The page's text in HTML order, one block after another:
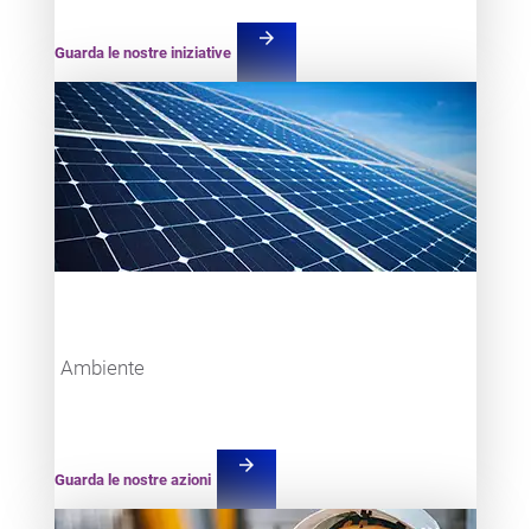
Guarda le nostre iniziative
arrow_forward
Teaser item
Ambiente
Guarda le nostre azioni
arrow_forward
Teaser item